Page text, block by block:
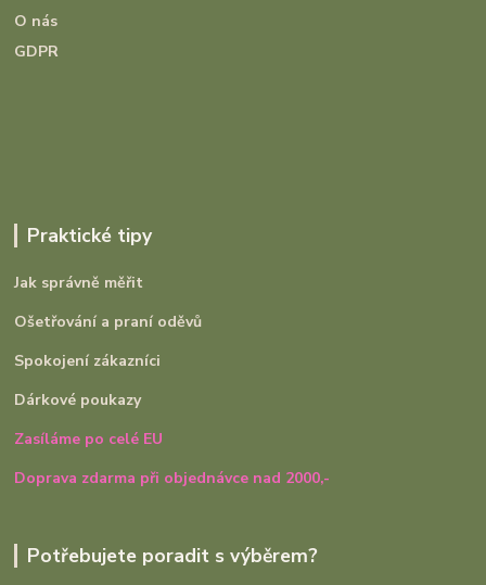
O nás
GDPR
Praktické tipy
Jak správně měřit
Ošetřování a praní oděvů
Spokojení zákazníci
Dárkové poukazy
Zasíláme po celé EU
Doprava zdarma při objednávce nad 2000,-
Potřebujete poradit s výběrem?